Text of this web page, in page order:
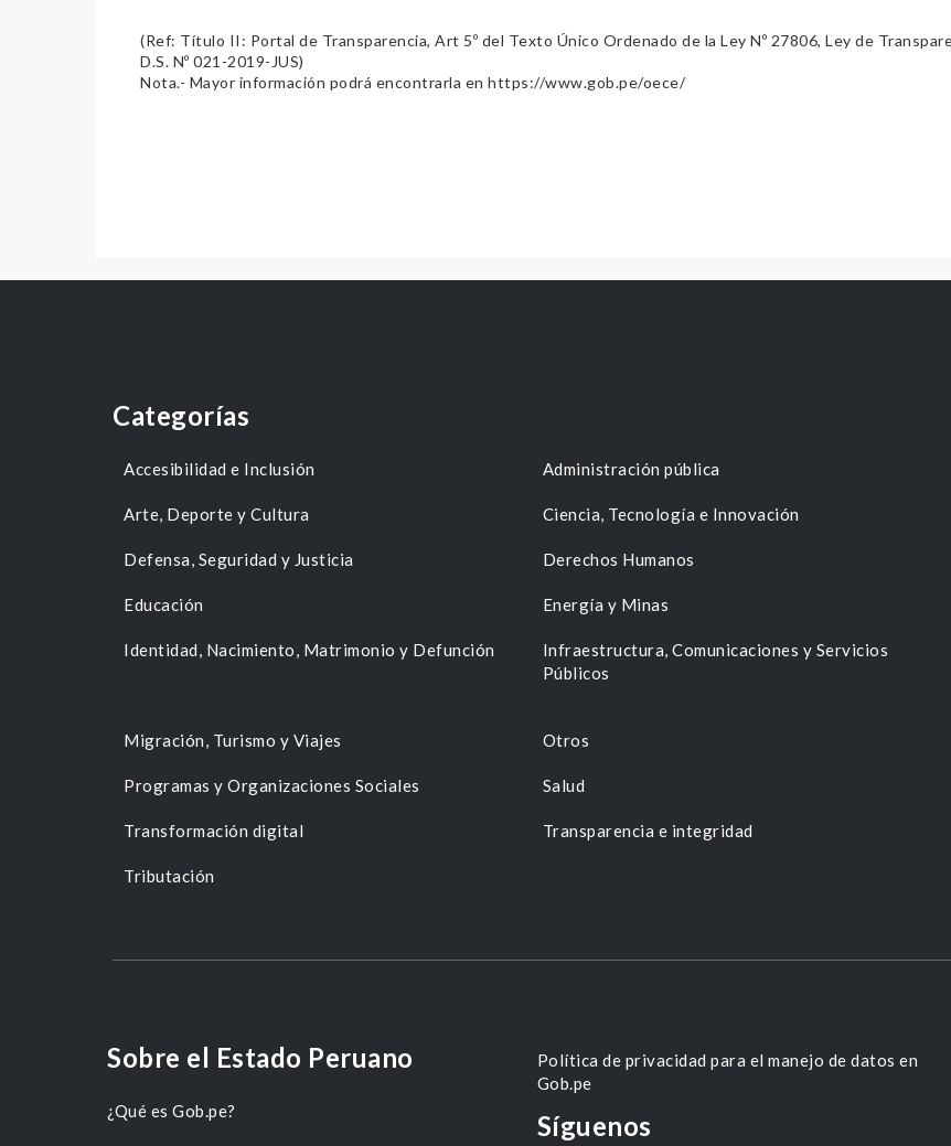
(Ref: Título II: Portal de Transparencia, Art 5º del Texto Único Ordenado de la Ley Nº 27806, Ley de
D.S. Nº 021-2019-JUS)
Nota.- Mayor información podrá encontrarla en https://www.gob.pe/oece/
Categorías
Accesibilidad e Inclusión Administración pública
Arte, Deporte y Cultura Ciencia, Tecnología e Innovación
Defensa, Seguridad y Justicia Derechos Humanos
Educación Energía y Minas
Identidad, Nacimiento, Matrimonio y Defunción
Infraestructura, Comunicaciones y Servicios
Públicos
Migración, Turismo y Viajes Otros
Programas y Organizaciones Sociales Salud
Transformación digital Transparencia e integridad
Tributación
Sobre el Estado Peruano
¿Qué es Gob.pe?
Política de privacidad para el manejo de datos en
Gob.pe
Síguenos